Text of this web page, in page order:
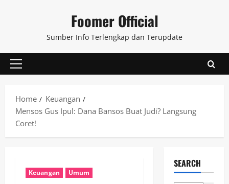
Foomer Official
Sumber Info Terlengkap dan Terupdate
Primary
Home
Keuangan
Mensos Gus Ipul: Dana Bansos Buat Judi? Langsung
Coret!
Keuangan Umum
SEARCH